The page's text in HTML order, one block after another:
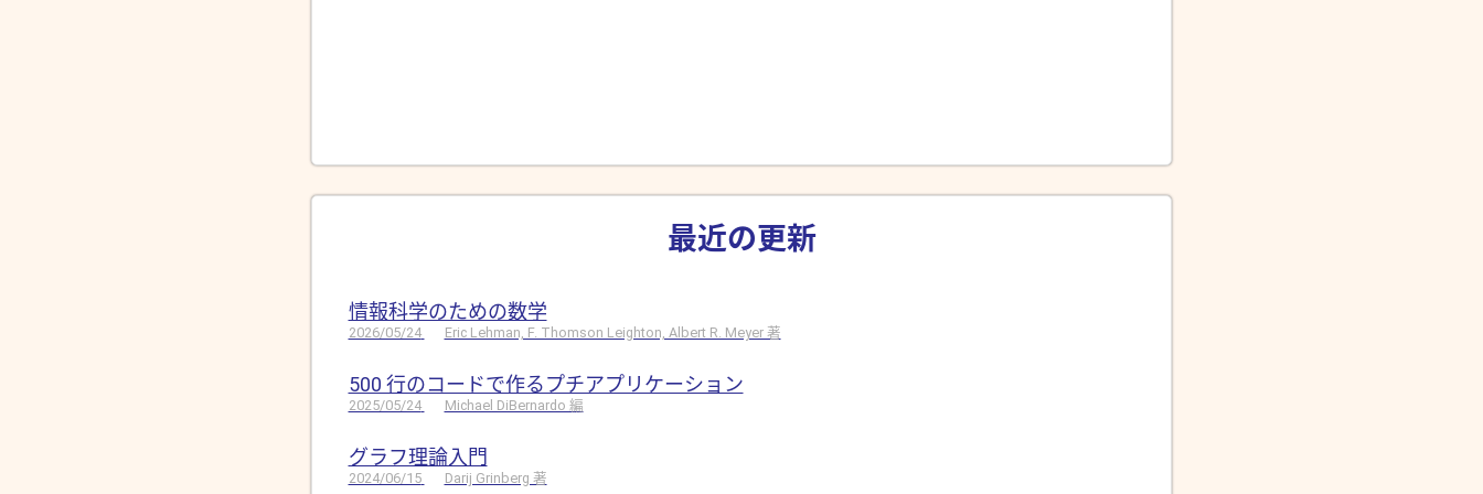
最近の更新
情報科学のための数学
2026/05/24 Eric Lehman, F. Thomson Leighton, Albert R. Meyer 著
500 行のコードで作るプチアプリケーション
2025/05/24 Michael DiBernardo 編
グラフ理論入門
2024/06/15 Darij Grinberg 著